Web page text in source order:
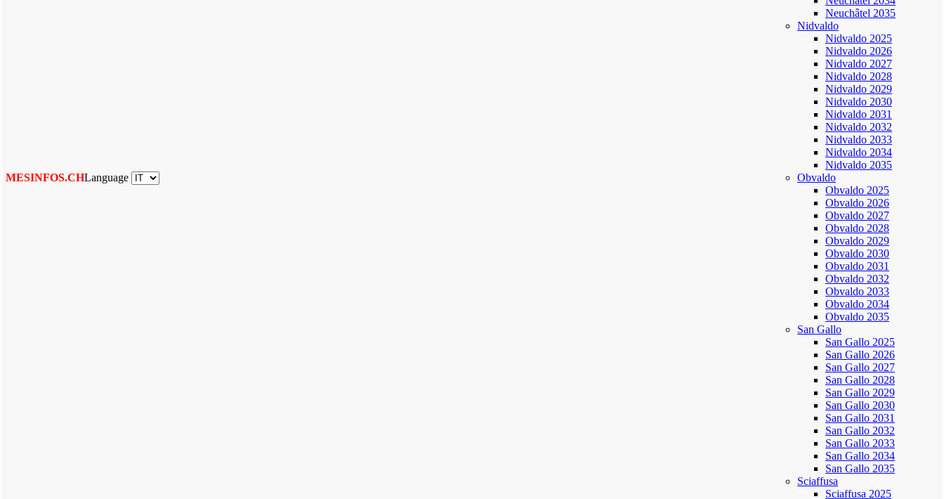
MESINFOS.CHLanguage
Neuchâtel 2035
Nidvaldo
Nidvaldo 2025
Nidvaldo 2026
Nidvaldo 2027
Nidvaldo 2028
Nidvaldo 2029
Nidvaldo 2030
Nidvaldo 2031
Nidvaldo 2032
Nidvaldo 2033
Nidvaldo 2034
Nidvaldo 2035
Obvaldo
Obvaldo 2025
Obvaldo 2026
Obvaldo 2027
Obvaldo 2028
Obvaldo 2029
Obvaldo 2030
Obvaldo 2031
Obvaldo 2032
Obvaldo 2033
Obvaldo 2034
Obvaldo 2035
San Gallo
San Gallo 2025
San Gallo 2026
San Gallo 2027
San Gallo 2028
San Gallo 2029
San Gallo 2030
San Gallo 2031
San Gallo 2032
San Gallo 2033
San Gallo 2034
San Gallo 2035
Sciaffusa
Sciaffusa 2025